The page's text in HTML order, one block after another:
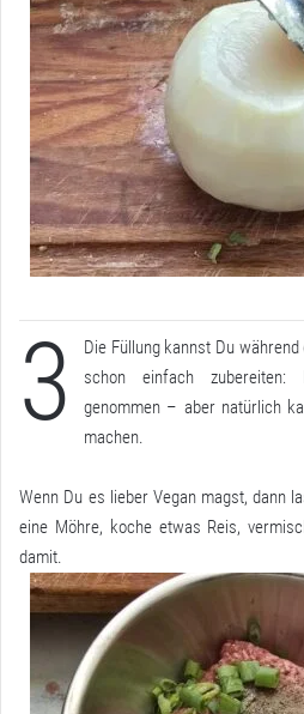
3
Die Füllung kannst Du
schon einfach
genommen – aber natürlich
machen.
Wenn Du es lieber Vegan magst, dann
eine Möhre, koche etwas Reis,
damit.